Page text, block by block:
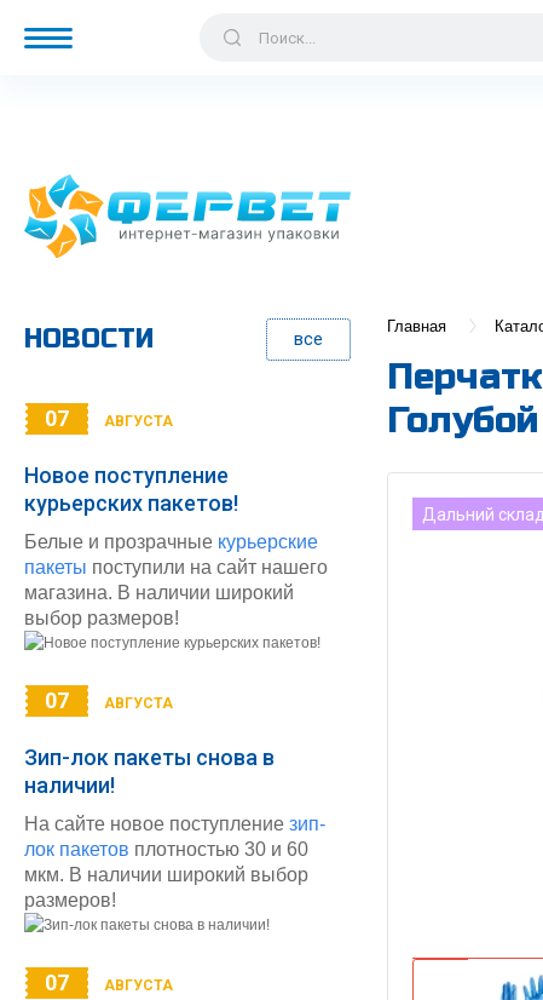
Главная
Дальний склад
НОВОСТИ все
07 АВГУСТА
Новое поступление
курьерских пакетов!
Белые и прозрачные курьерские
пакеты поступили на сайт нашего
магазина. В наличии широкий
выбор размеров!
07 АВГУСТА
Зип-лок пакеты снова в
наличии!
На сайте новое поступление зип-
лок пакетов плотностью 30 и 60
мкм. В наличии широкий выбор
размеров!
07 АВГУСТА